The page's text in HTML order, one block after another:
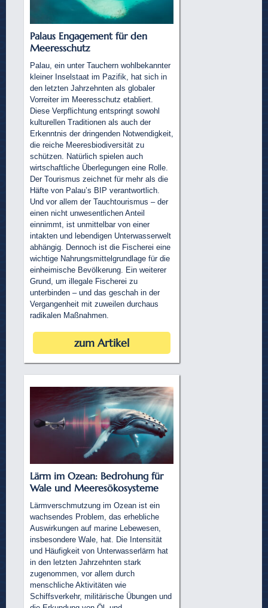
Palaus Engagement für den
Meeresschutz
Palau, ein unter Tauchern wohlbekannter
kleiner Inselstaat im Pazifik, hat sich in
den letzten Jahrzehnten als globaler
Vorreiter im Meeresschutz etabliert.
Diese Verpflichtung entspringt sowohl
kulturellen Traditionen als auch der
Erkenntnis der dringenden Notwendigkeit,
die reiche Meeresbiodiversität zu
schützen. Natürlich spielen auch
wirtschaftliche Überlegungen eine Rolle.
Der Tourismus zeichnet für mehr als die
Häfte von Palau’s BIP verantwortlich.
Und vor allem der Tauchtourismus – der
einen nicht unwesentlichen Anteil
einnimmt, ist unmittelbar von einer
intakten und lebendigen Unterwasserwelt
abhängig. Dennoch ist die Fischerei eine
wichtige Nahrungsmittelgrundlage für die
einheimische Bevölkerung. Ein weiterer
Grund, um illegale Fischerei zu
unterbinden – und das geschah in der
Vergangenheit mit zuweilen durchaus
radikalen Maßnahmen.
zum Artikel
Lärm im Ozean: Bedrohung für
Wale und Meeresökosysteme
Lärmverschmutzung im Ozean ist ein
wachsendes Problem, das erhebliche
Auswirkungen auf marine Lebewesen,
insbesondere Wale, hat. Die Intensität
und Häufigkeit von Unterwasserlärm hat
in den letzten Jahrzehnten stark
zugenommen, vor allem durch
menschliche Aktivitäten wie
Schiffsverkehr, militärische Übungen und